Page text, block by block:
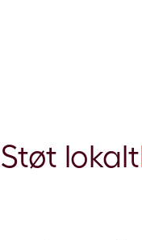
Støt lokalt